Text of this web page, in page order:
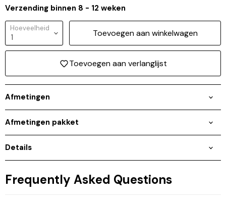
Verzending binnen 8 - 12 weken
Hoeveelheid Toevoegen aan winkelwagen
Toevoegen aan verlanglijst
Afmetingen
Afmetingen pakket
Details
Frequently Asked Questions
Inloggen vereist
Meld u aan bij uw account om producten aan uw
verlanglijst toe te voegen en uw eerder opgeslagen